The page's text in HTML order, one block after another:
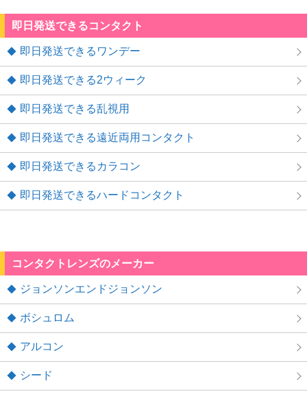
即日発送できるコンタクト
即日発送できるワンデー
即日発送できる2ウィーク
即日発送できる乱視用
即日発送できる遠近両用コンタクト
即日発送できるカラコン
即日発送できるハードコンタクト
コンタクトレンズのメーカー
ジョンソンエンドジョンソン
ボシュロム
アルコン
シード